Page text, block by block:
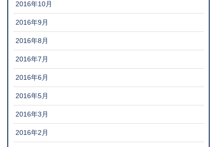
2016年10月
2016年9月
2016年8月
2016年7月
2016年6月
2016年5月
2016年3月
2016年2月